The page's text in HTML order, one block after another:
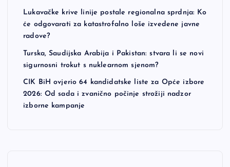
Lukavačke krive linije postale regionalna sprdnja: Ko
će odgovarati za katastrofalno loše izvedene javne
radove?
Turska, Saudijska Arabija i Pakistan: stvara li se novi
sigurnosni trokut s nuklearnom sjenom?
CIK BiH ovjerio 64 kandidatske liste za Opće izbore
2026: Od sada i zvanično počinje strožiji nadzor
izborne kampanje